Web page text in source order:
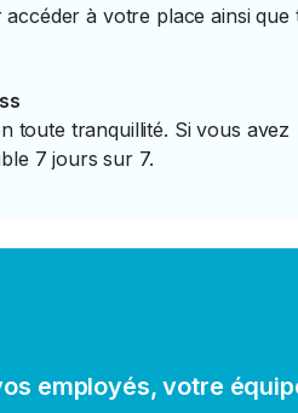
à votre place ainsi que
toute tranquillité. Si vous avez
7 jours sur 7.
employés, votre